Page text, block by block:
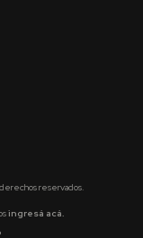
reservados.
ingresá acá.